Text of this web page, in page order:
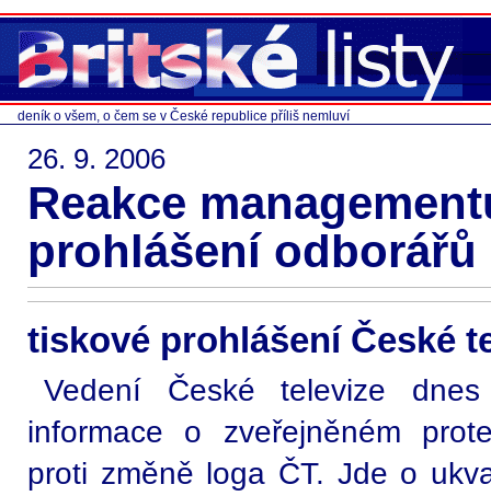
deník o všem, o čem se v České republice příliš nemluví
26. 9. 2006
Reakce
prohlášení
tiskové prohlášení České
Vedení České televize
informace o zveřejněném
proti změně loga ČT. Jde o